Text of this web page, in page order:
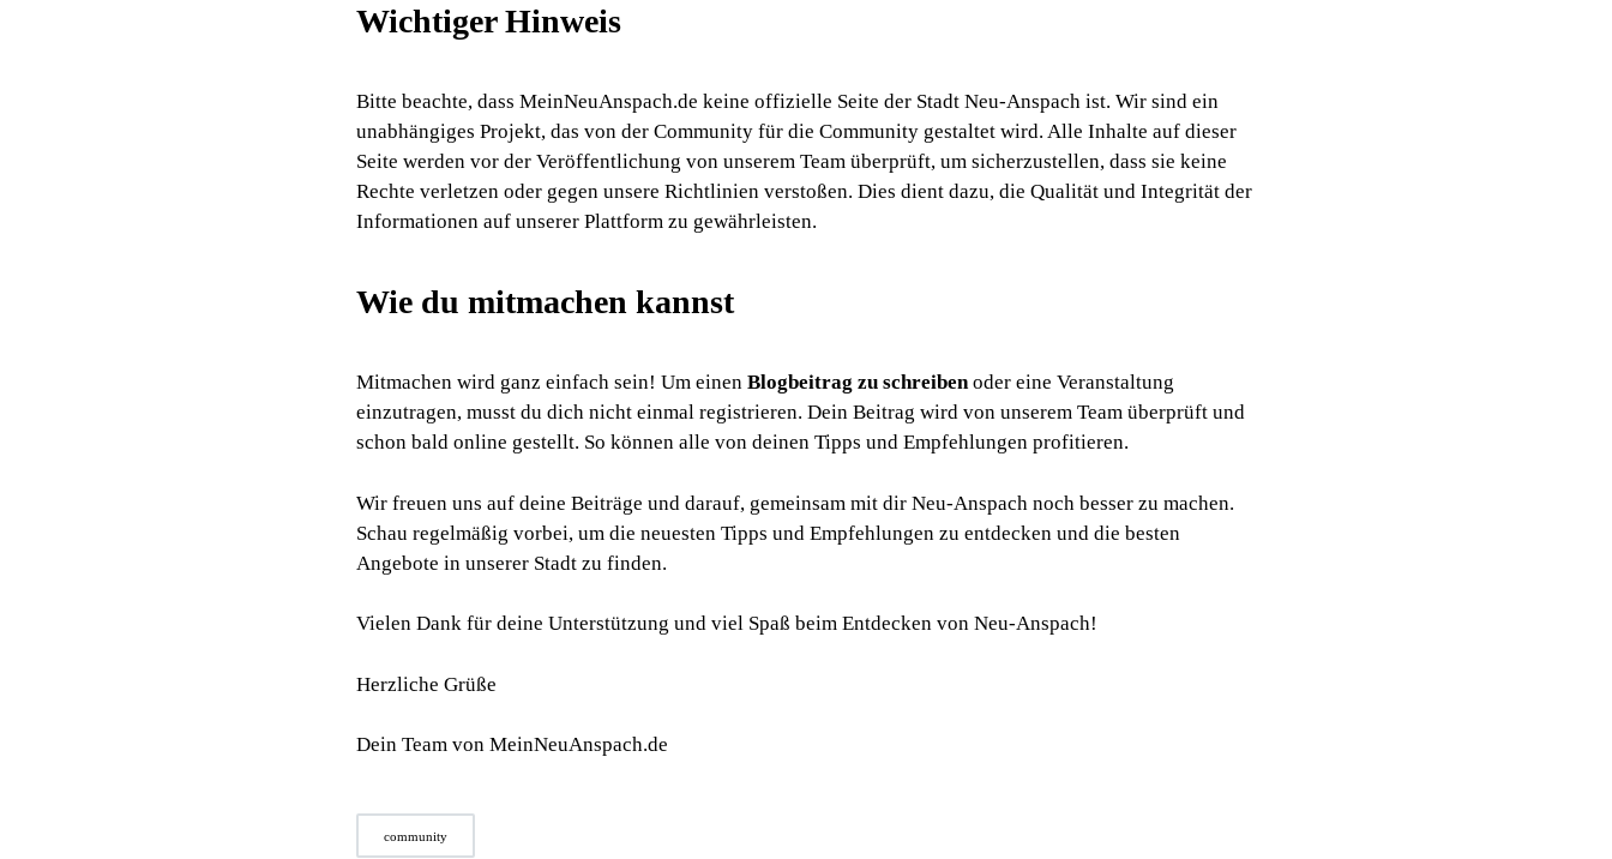
Wichtiger Hinweis
Bitte beachte, dass MeinNeuAnspach.de keine offizielle Seite der Stadt Neu-Anspach ist. Wir sind ein
unabhängiges Projekt, das von der Community für die Community gestaltet wird. Alle Inhalte auf dieser
Seite werden vor der Veröffentlichung von unserem Team überprüft, um sicherzustellen, dass sie keine
Rechte verletzen oder gegen unsere Richtlinien verstoßen. Dies dient dazu, die Qualität und Integrität der
Informationen auf unserer Plattform zu gewährleisten.
Wie du mitmachen kannst
Mitmachen wird ganz einfach sein! Um einen Blogbeitrag zu schreibenoder eine Veranstaltung
einzutragen, musst du dich nicht einmal registrieren. Dein Beitrag wird von unserem Team überprüft und
schon bald online gestellt. So können alle von deinen Tipps und Empfehlungen profitieren.
Wir freuen uns auf deine Beiträge und darauf, gemeinsam mit dir Neu-Anspach noch besser zu machen.
Schau regelmäßig vorbei, um die neuesten Tipps und Empfehlungen zu entdecken und die besten
Angebote in unserer Stadt zu finden.
Vielen Dank für deine Unterstützung und viel Spaß beim Entdecken von Neu-Anspach!
Herzliche Grüße
Dein Team von MeinNeuAnspach.de
community